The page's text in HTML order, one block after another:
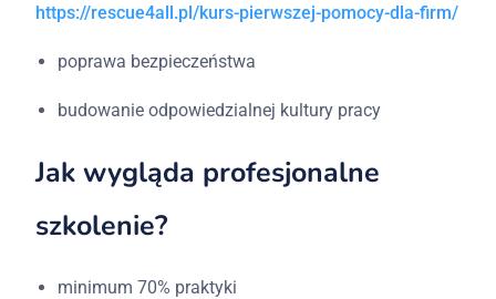
https://rescue4all.pl/kurs-pierwszej-pomocy-dla-firm/
poprawa bezpieczeństwa
budowanie odpowiedzialnej kultury pracy
Jak wygląda profesjonalne
szkolenie?
minimum 70% praktyki